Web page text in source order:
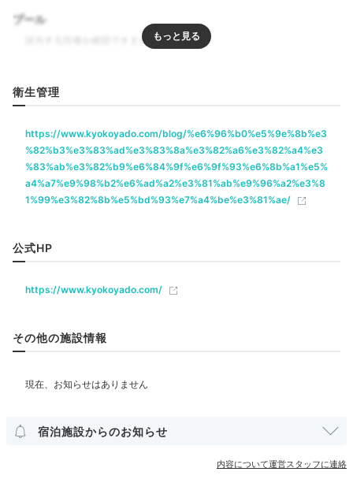
た時間で観光を楽しめます。「八坂神社」は、美の神様
が祀られる「美御前社」や縁結びに効くという「大国主
社」など見どころたくさん。ゆっくりと周りましょう。
Dinner
繊細な味わいにうっとり
プール
飲食
ベビー＆子供関連
部屋情報
テレビ 冷蔵庫 エアコン
シャンプー コンディショナー
衛生管理
https://www.kyokoyado.com/blog/%e6%96%b0%e5%9e%8b%e3
%82%b3%e3%83%ad%e3%83%8a%e3%82%a6%e3%82%a4%e3
%83%ab%e3%82%b9%e6%84%9f%e6%9f%93%e6%8b%a1%e5%
a4%a7%e9%98%b2%e6%ad%a2%e3%81%ab%e9%96%a2%e3%8
1%99%e3%82%8b%e5%bd%93%e7%a4%be%e3%81%ae/
公式HP
https://www.kyokoyado.com/
その他の施設情報
宿泊施設からのお知らせ
内容について運営スタッフに連絡